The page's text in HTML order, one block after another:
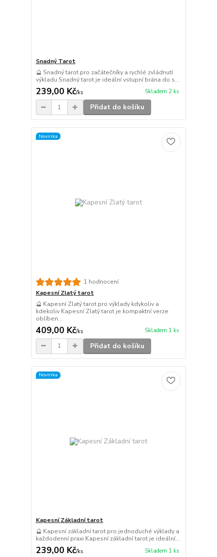
Snadný Tarot
🔮 Snadný tarot pro začátečníky a rychlé zvládnutí
výkladu Snadný tarot je ideální vstupní brána do s...
239,00 Kč/ks Skladem 2 ks
Přidat do košíku
Novinka
1 hodnocení
Kapesní Zlatý tarot
🔮 Kapesní Zlatý tarot pro výklady kdykoliv a
kdekoliv Kapesní Zlatý tarot je kompaktní verze
oblíben...
409,00 Kč/ks Skladem 1 ks
Přidat do košíku
Novinka
Kapesní Základní tarot
🔮 Kapesní základní tarot pro jednoduché výklady a
každodenní praxi Kapesní základní tarot je ideální...
239,00 Kč/ks Skladem 1 ks